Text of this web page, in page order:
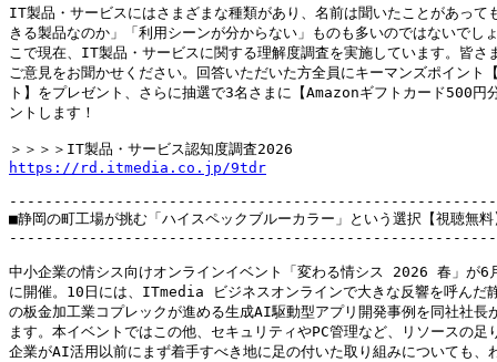
IT製品・サービスにはさまざまな種類があり、名前は聞いたことがあって
きる製品なのか」「利用シーンが分からない」ものも多いのではないでし
こで現在、IT製品・サービスに関する理解度調査を実施しています。皆さ
ご意見をお聞かせください。回答いただいた方全員にキーマンズポイント
ト】をプレゼント、さらに抽選で3名さまに【Amazonギフトカード500円
ントします！
https://rd.itmedia.co.jp/9tdr
■静岡の町工場が挑む「ハイスペックブルーカラー」という選択【視聴無料
中小企業の情シス向けオンラインイベント「変わる情シス 2026 春」が6
に開催。10日には、ITmedia ビジネスオンラインで大きな反響を呼んだ
の板金加工業コプレックが進める生成AI駆動型アプリ開発事例を同社社長
ます。本イベントではこの他、セキュリティやPC管理など、リソースの足
企業がAI活用以前にまず着手すべき地に足の付いた取り組みについても、